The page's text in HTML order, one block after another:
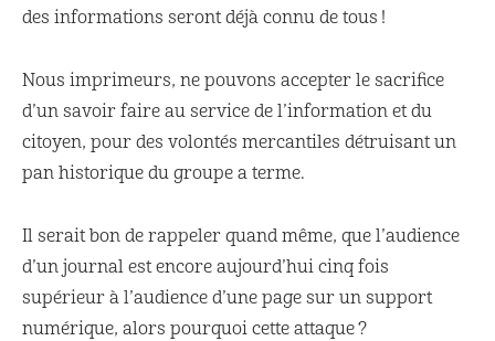
des informations seront déjà connu de tous !
Nous imprimeurs, ne pouvons accepter le sacrifice
d’un savoir faire au service de l’information et du
citoyen, pour des volontés mercantiles détruisant un
pan historique du groupe a terme.
Il serait bon de rappeler quand même, que l’audience
d’un journal est encore aujourd’hui cinq fois
supérieur à l’audience d’une page sur un support
numérique, alors pourquoi cette attaque ?